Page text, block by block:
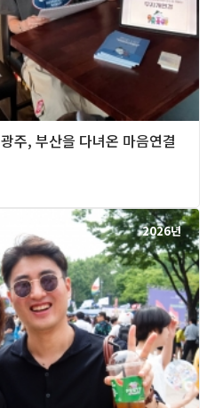
, 부산을 다녀온 마음연결
2026년